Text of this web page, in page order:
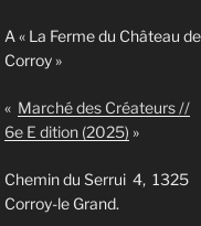
A « La Ferme du Château de
Corroy »
« Marché des Créateurs //
6e E dition (2025) »
Chemin du Serrui 4, 1325
Corroy-le Grand.